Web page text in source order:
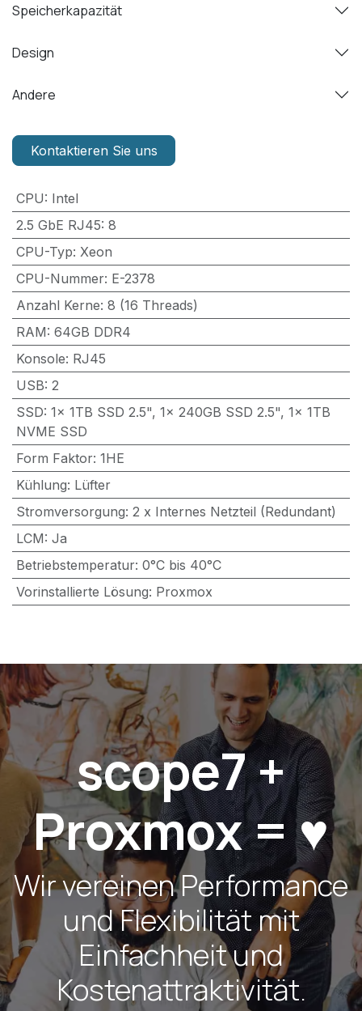
Speicherkapazität
Design
Andere
Kontaktieren Sie uns
CPU: Intel
2.5 GbE RJ45: 8
CPU-Typ: Xeon
CPU-Nummer: E-2378
Anzahl Kerne: 8 (16 Threads)
RAM: 64GB DDR4
Konsole: RJ45
USB: 2
SSD: 1x 1TB SSD 2.5", 1x 240GB SSD 2.5", 1x 1TB
NVME SSD
Form Faktor: 1HE
Kühlung: Lüfter
Stromversorgung: 2 x Internes Netzteil (Redundant)
LCM: Ja
Betriebstemperatur: 0°C bis 40°C
Vorinstallierte Lösung: Proxmox
scope7 +
Proxmox = ♥️
Wir vereinen Performance
und Flexibilität mit
Einfachheit und
Kostenattraktivität.